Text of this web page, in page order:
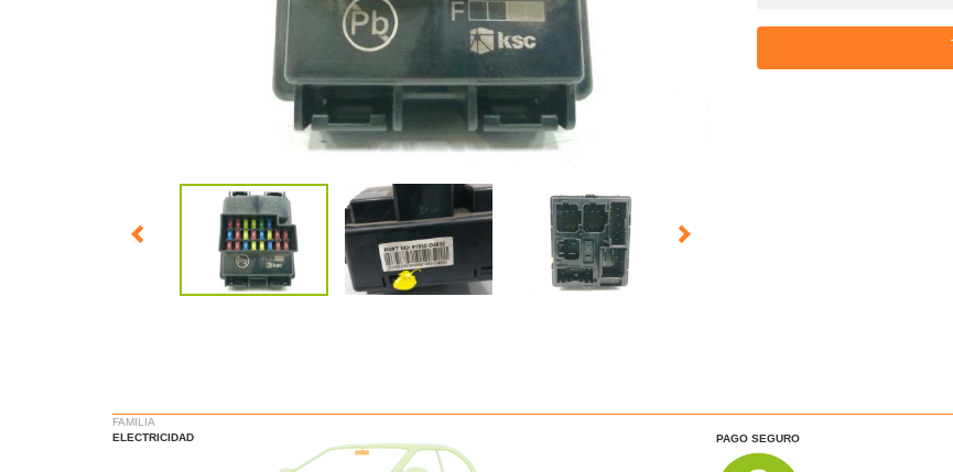
FAMILIA
ELECTRICIDAD
PAGO SEGURO